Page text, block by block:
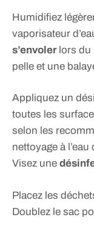
Humidifiez
vaporisateur
s’envolerlors du
pelle et une
Appliquez un
toutes les
selon les
nettoyage à
Visez une
Placez les
Doublez le sac